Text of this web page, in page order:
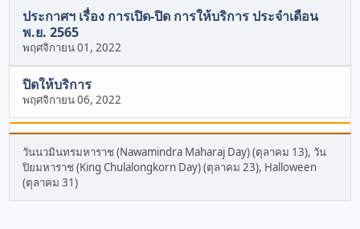
ประกาศฯ เรื่อง การเปิด-ปิด การให้บริการ ประจำเดือน
พ.ย. 2565
พฤศจิกายน 01, 2022
ปิดให้บริการ
พฤศจิกายน 06, 2022
วันนวมินทรมหาราช (Nawamindra Maharaj Day) (ตุลาคม 13), วัน
ปิยมหาราช (King Chulalongkorn Day) (ตุลาคม 23), Halloween
(ตุลาคม 31)